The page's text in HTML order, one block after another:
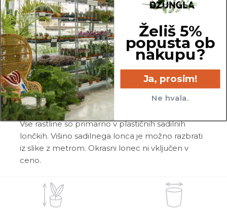
dejanske rastline, ki jo naročite. Ker je vsaka
rastlina unikatna, so možne manjše variacije. Med
prikazano in kupljeno rastlino so lahko manjše
razlike v velikosti, variegaciji, številu listov, vej,
cvetov, itd …
Pred pošiljanjem vse rastline skrbno
pregledamo in zagotovimo, da gredo na pot
zdrave in čim bolj podobne izdelku na fotografiji.
Vse rastline so primarno v plastičnih sadilnih
lončkih. Višino sadilnega lonca je možno razbrati
iz slike z metrom. Okrasni lonec ni vključen v
ceno.
Želiš 5%
popusta ob
nakupu?
Ja, prosim!
Ne hvala.